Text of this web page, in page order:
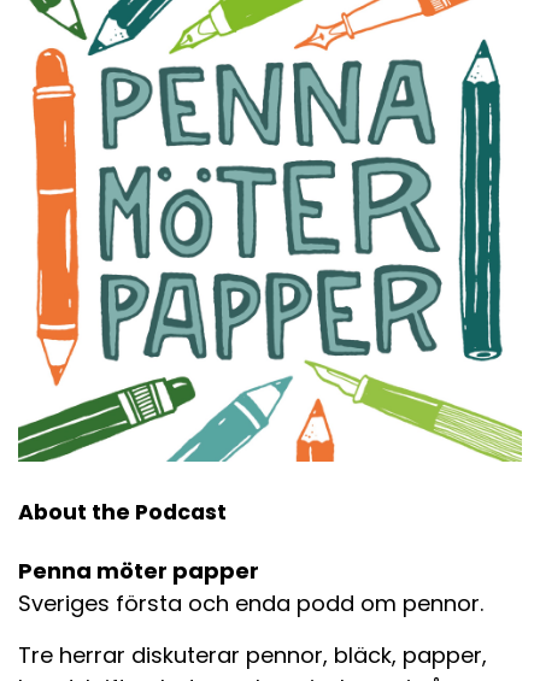
About the Podcast
Penna möter papper
Sveriges första och enda podd om pennor.
Tre herrar diskuterar pennor, bläck, papper,